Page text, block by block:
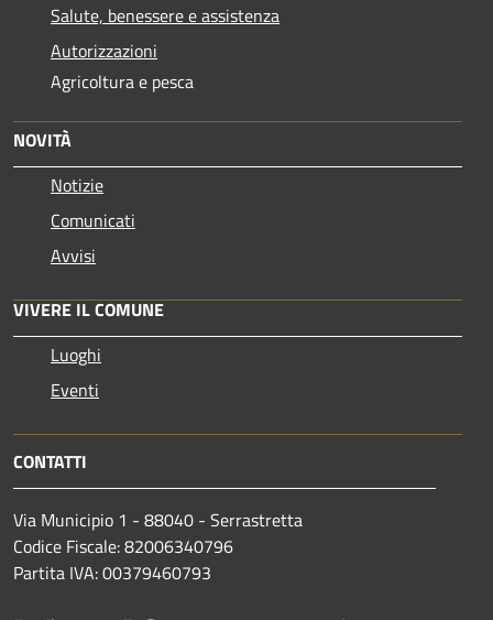
Salute, benessere e assistenza
Autorizzazioni
Agricoltura e pesca
NOVITÀ
Notizie
Comunicati
Avvisi
VIVERE IL COMUNE
Luoghi
Eventi
CONTATTI
Via Municipio 1 - 88040 - Serrastretta
Codice Fiscale: 82006340796
Partita IVA: 00379460793